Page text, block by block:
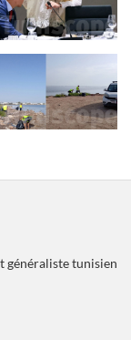
généraliste tunisien